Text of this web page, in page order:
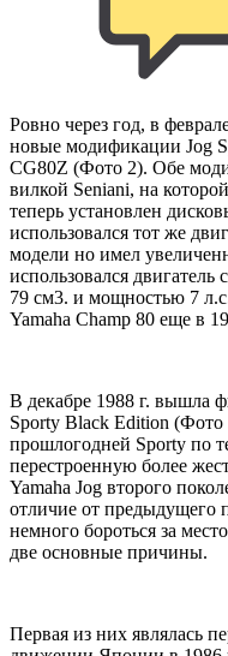
Ровно через год, в
новые модификации Jog
CG80Z (Фото 2). Обе
вилкой Seniani, на
теперь установлен
использовался тот же
модели но имел
использовался
79 см3. и мощностью 7
Yamaha Champ 80 еще в
В декабре 1988 г. вышла
Sporty Black Edition (Фото
прошлогодней Sporty по
перестроенную более
Yamaha Jog второго
отличие от предыдущего
немного бороться за
две основные причины.
Первая из них являлась